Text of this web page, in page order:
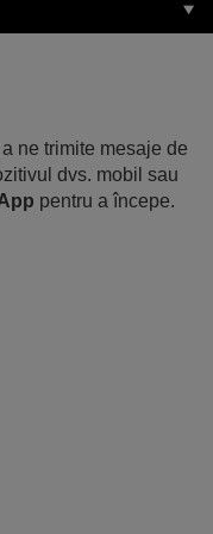
ne trimite mesaje de
dvs. mobil sau
pentru a începe.